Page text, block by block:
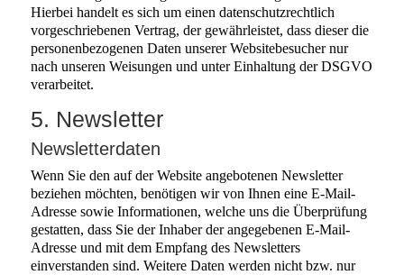
Hierbei handelt es sich um einen datenschutzrechtlich
vorgeschriebenen Vertrag, der gewährleistet, dass dieser die
personenbezogenen Daten unserer Websitebesucher nur
nach unseren Weisungen und unter Einhaltung der DSGVO
verarbeitet.
5. Newsletter
Newsletter­daten
Wenn Sie den auf der Website angebotenen Newsletter
beziehen möchten, benötigen wir von Ihnen eine E-Mail-
Adresse sowie Informationen, welche uns die Überprüfung
gestatten, dass Sie der Inhaber der angegebenen E-Mail-
Adresse und mit dem Empfang des Newsletters
einverstanden sind. Weitere Daten werden nicht bzw. nur